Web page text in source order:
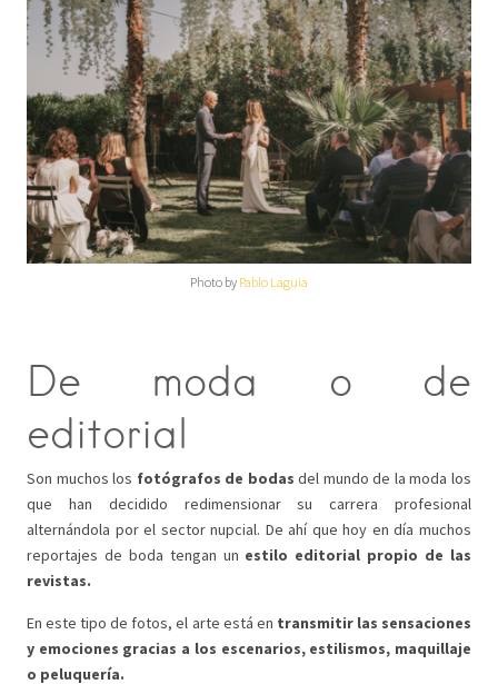
Photo by Pablo Laguia
De moda o de
editorial
Son muchos los fotógrafos de bodas del mundo de la moda los
que han decidido redimensionar su carrera profesional
alternándola por el sector nupcial. De ahí que hoy en día muchos
reportajes de boda tengan un estilo editorial propio de las
revistas.
En este tipo de fotos, el arte está en transmitir las sensaciones
y emociones gracias a los escenarios, estilismos, maquillaje
o peluquería.